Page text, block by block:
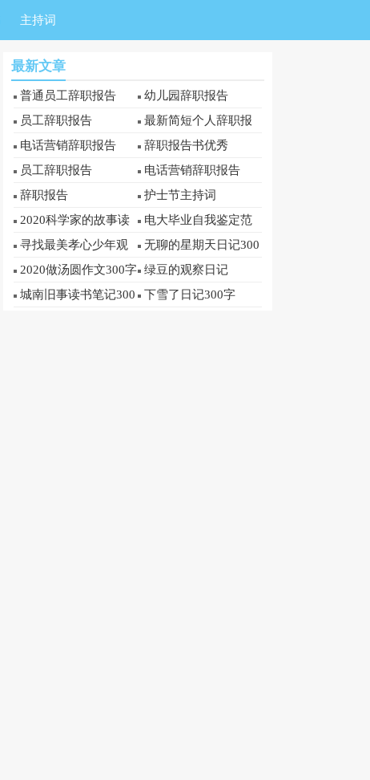
主持词
最新文章
普通员工辞职报告
幼儿园辞职报告
员工辞职报告
最新简短个人辞职报
告
电话营销辞职报告
辞职报告书优秀
员工辞职报告
电话营销辞职报告
辞职报告
护士节主持词
2020科学家的故事读
后感300字
电大毕业自我鉴定范
文300字
寻找最美孝心少年观
后感300字
无聊的星期天日记300
字
2020做汤圆作文300字 绿豆的观察日记
城南旧事读书笔记300
下雪了日记300字